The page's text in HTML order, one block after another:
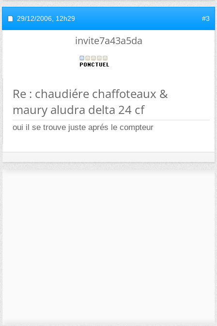
29/12/2006, 12h29 #3
invite7a43a5da
Re : chaudiére chaffoteaux &
maury aludra delta 24 cf
oui il se trouve juste aprés le compteur